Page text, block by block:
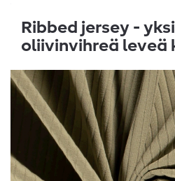
Ribbed jersey -
oliivinvihreä leveä